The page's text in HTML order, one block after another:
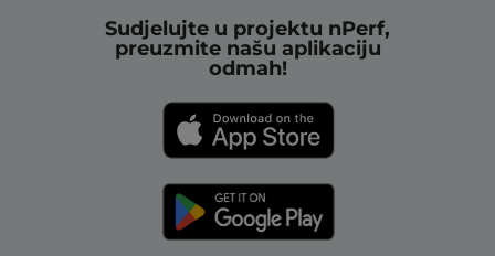
Sudjelujte u projektu nPerf,
preuzmite našu aplikaciju
odmah!